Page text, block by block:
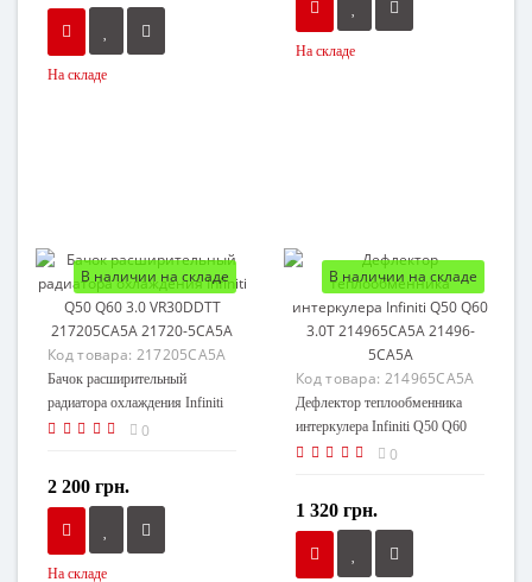
На складе
На складе
В наличии на складе
Код товара: 217205CA5A
Бачок расширительный
радиатора охлаждения Infiniti
Q50 Q60 3.0 VR30DDTT
0
2 200 грн.
На складе
В наличии на складе
Код товара: 214965CA5A
Дефлектор теплообменника
интеркулера Infiniti Q50 Q60
3.0T 214965CA5A 21496-
0
1 320 грн.